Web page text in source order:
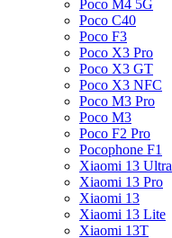
Poco M4 5G
Poco C40
Poco F3
Poco X3 Pro
Poco X3 GT
Poco X3 NFC
Poco M3 Pro
Poco M3
Poco F2 Pro
Pocophone F1
Xiaomi 13 Ultra
Xiaomi 13 Pro
Xiaomi 13
Xiaomi 13 Lite
Xiaomi 13T